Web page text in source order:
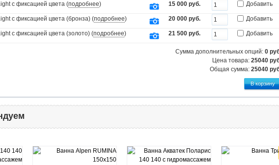
с фиксацией цвета (подробнее) 15 000 руб. Добавить
с фиксацией цвета (бронза) (подробнее) 20 000 руб. Добавить
с фиксацией цвета (золото) (подробнее) 21 500 руб. Добавить
Сумма дополнительных опций: 0
Цена товара: 25040
Общая сумма: 25040